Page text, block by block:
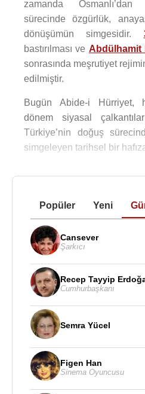
zamanda
sürecinde özgürlük,
dönüşümün simgesidir.
bastırılması ve Abdülhamit II
sonrasında meşrutiyet
edilmiştir.
Bugün Abide-i Hürriyet,
dönem siyasal
Türkiye’nin doğuş
simgeleyen tarihsel bir
Popüler Yeni
Cansever
Şarkıcı
Recep Tayyip
Cumhurbaşkanı
Semra Yücel
Figen Han
Sinema Oyuncusu